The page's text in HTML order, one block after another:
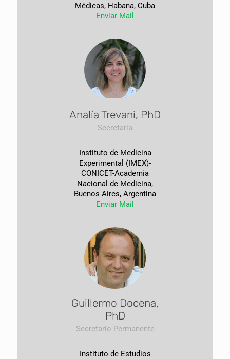
Médicas, Habana, Cuba
Enviar Mail
Analía Trevani, PhD
Secretaria
Instituto de Medicina
Experimental (IMEX)-
CONICET-Academia
Nacional de Medicina,
Buenos Aires, Argentina
Enviar Mail
Guillermo Docena,
PhD
Secretario Permanente
Instituto de Estudios